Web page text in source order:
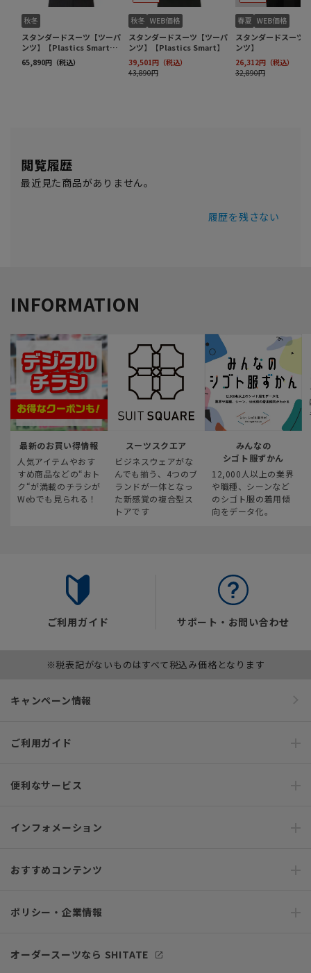
閲覧履歴
最近見た商品がありません。
履歴を残さない
INFORMATION
最新のお買い得情報
人気アイテムやおす
すめ商品などの“おト
ク“が満載のチラシが
Webでも見られる！
スーツスクエア
ビジネスウェアがな
んでも揃う、4つのブ
ランドが一体となっ
た新感覚の複合型ス
トアです
みんなの
シゴト服ずかん
12,000人以上の業界
や職種、シーンなど
のシゴト服の着用傾
向をデータ化。
ご利用ガイド サポート・お問い合わせ
※税表記がないものはすべて税込み価格となります
キャンペーン情報
ご利用ガイド
便利なサービス
インフォメーション
おすすめコンテンツ
ポリシー・企業情報
オーダースーツなら SHITATE